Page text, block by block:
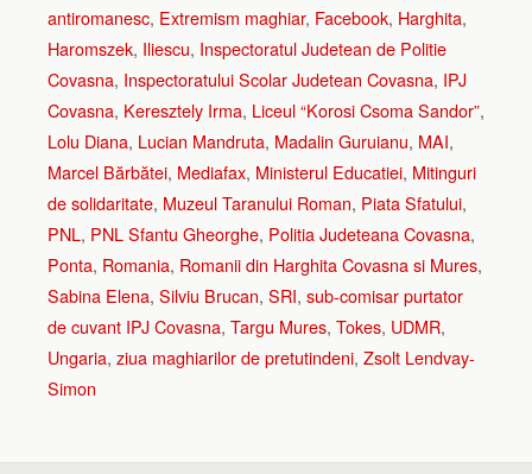
antiromanesc, Extremism maghiar, Facebook, Harghita,
Haromszek, Iliescu, Inspectoratul Judetean de Politie
Covasna, Inspectoratului Scolar Judetean Covasna, IPJ
Covasna, Keresztely Irma, Liceul “Korosi Csoma Sandor”,
Lolu Diana, Lucian Mandruta, Madalin Guruianu, MAI,
Marcel Bărbătei, Mediafax, Ministerul Educatiei, Mitinguri
de solidaritate, Muzeul Taranului Roman, Piata Sfatului,
PNL, PNL Sfantu Gheorghe, Politia Judeteana Covasna,
Ponta, Romania, Romanii din Harghita Covasna si Mures,
Sabina Elena, Silviu Brucan, SRI, sub-comisar purtator
de cuvant IPJ Covasna, Targu Mures, Tokes, UDMR,
Ungaria, ziua maghiarilor de pretutindeni, Zsolt Lendvay-
Simon